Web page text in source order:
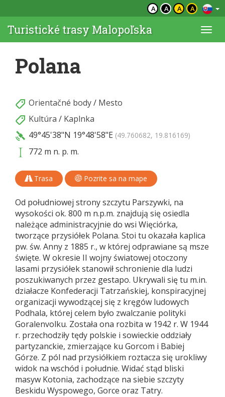
A A A A
Turistické trasy Malopoľska
Polana
Orientačné body/ Mesto
Kultúra / Kaplnka
49°45'38"N 19°48'58"E (49.760682, 19.816169)
772 m n. p. m.
Trasa Pozrite sa na mape
Od południowej strony szczytu Parszywki, na
wysokości ok. 800 m n.p.m. znajdują się osiedla
należące administracyjnie do wsi Więciórka,
tworzące przysiółek Polana. Stoi tu okazała kaplica
pw. św. Anny z 1885 r., w której odprawiane są msze
święte. W okresie II wojny światowej otoczony
lasami przysiółek stanowił schronienie dla ludzi
poszukiwanych przez gestapo. Ukrywali się tu m.in.
działacze Konfederacji Tatrzańskiej, konspiracyjnej
organizacji wywodzącej się z kręgów ludowych
Podhala, której celem było zwalczanie polityki
Goralenvolku. Została ona rozbita w 1942 r. W 1944
r. przechodziły tędy polskie i sowieckie oddziały
partyzanckie, zmierzające ku Gorcom i Babiej
Górze. Z pól nad przysiółkiem roztacza się urokliwy
widok na wschód i południe. Widać stąd bliski
masyw Kotonia, zachodzące na siebie szczyty
Beskidu Wyspowego, Gorce oraz Tatry.